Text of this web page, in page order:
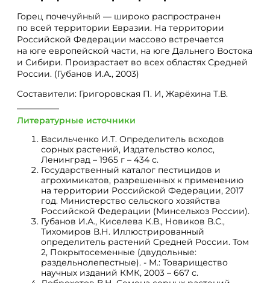
Горец почечуйный — широко распространен
по всей территории Евразии. На территории
Российской Федерации массово встречается
на юге европейской части, на юге Дальнего Востока
и Сибири. Произрастает во всех областях Средней
России. (Губанов И.А., 2003)
Составители: Григоровская П. И, Жарёхина Т.В.
Литературные источники
Васильченко И.Т. Определитель всходов
сорных растений, Издательство колос,
Ленинград – 1965 г – 434 с.
Государственный каталог пестицидов и
агрохимикатов, разрешенных к применению
на территории Российской Федерации, 2017
год. Министерство сельского хозяйства
Российской Федерации (Минсельхоз России).
Губанов И.А., Киселева К.В., Новиков В.С.,
Тихомиров В.Н. Иллюстрированный
определитель растений Средней России. Том
2, Покрытосеменные (двудольные:
раздельнолепестные). - М.: Товарищество
научных изданий КМК, 2003 – 667 с.